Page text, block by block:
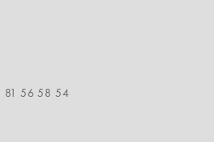
81 56 58 54